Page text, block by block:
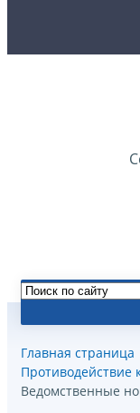
Главная страница
Противодействие
Ведомственные